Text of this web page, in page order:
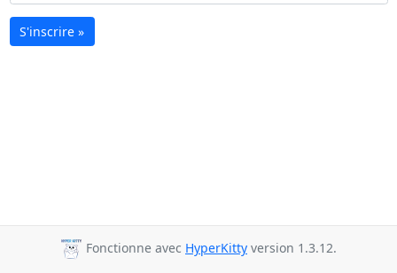
S'inscrire »
Fonctionne avec HyperKitty version 1.3.12.